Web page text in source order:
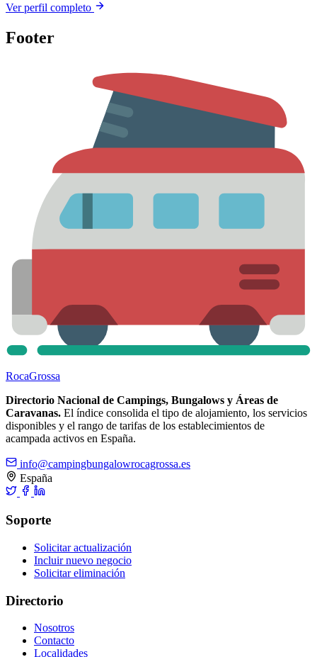
Ver perfil completo
Footer
RocaGrossa
Directorio Nacional de Campings, Bungalows y Áreas de
Caravanas. El índice consolida el tipo de alojamiento, los servicios
disponibles y el rango de tarifas de los establecimientos de
acampada activos en España.
info@campingbungalowrocagrossa.es
España
Soporte
Solicitar actualización
Incluir nuevo negocio
Solicitar eliminación
Directorio
Nosotros
Contacto
Localidades